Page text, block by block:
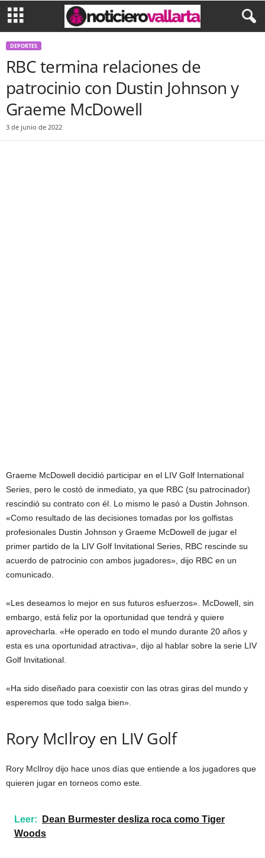
DEPORTES
RBC termina relaciones de
patrocinio con Dustin Johnson y
Graeme McDowell
3 de junio de 2022
Graeme McDowell decidió participar en el LIV Golf International
Series, pero le costó de inmediato, ya que RBC (su patrocinador)
rescindió su contrato con él. Lo mismo le pasó a Dustin Johnson.
«Como resultado de las decisiones tomadas por los golfistas
profesionales Dustin Johnson y Graeme McDowell de jugar el
primer partido de la LIV Golf Invitational Series, RBC rescinde su
acuerdo de patrocinio con ambos jugadores», dijo RBC en un
comunicado.
«Les deseamos lo mejor en sus futuros esfuerzos». McDowell, sin
embargo, está feliz por la oportunidad que tendrá y quiere
aprovecharla. «He operado en todo el mundo durante 20 años y
esta es una oportunidad atractiva», dijo al hablar sobre la serie LIV
Golf Invitational.
«Ha sido diseñado para coexistir con las otras giras del mundo y
esperemos que todo salga bien».
Rory McIlroy en LIV Golf
Rory McIlroy dijo hace unos días que entiende a los jugadores que
quieren jugar en torneos como este.
Leer:
Dean Burmester desliza roca como Tiger
Woods